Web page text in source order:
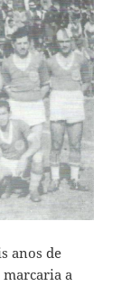
anos de
a